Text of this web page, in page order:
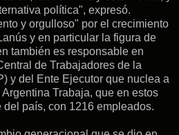
política", expresó.
y orgulloso" por el crecimiento
y en particular la figura de
también es responsable en
de Trabajadores de la
y del Ente Ejecutor que nuclea a
Trabaja, que en estos
país, con 1216 empleados.